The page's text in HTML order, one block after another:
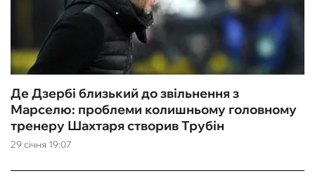
29 січня 19:07
Де Дзербі близький до звільнення з
Марселю: проблеми колишньому головному
тренеру Шахтаря створив Трубін